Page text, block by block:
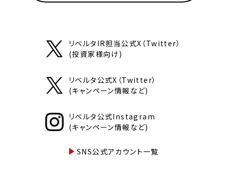
リベルタIR担当公式X（Twitter）
(投資家様向け)
リベルタ公式X（Twitter）
(キャンペーン情報など)
リベルタ公式Instagram
(キャンペーン情報など)
SNS公式アカウント一覧